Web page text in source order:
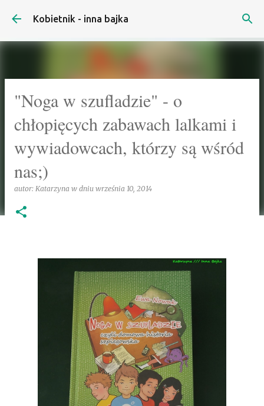
Przejdź do głównej zawartości
Kobietnik - inna bajka
"Noga w szufladzie" - o
chłopięcych zabawach lalkami i
wywiadowcach, którzy są wśród
nas;)
autor: Katarzyna w dniu września 10, 2014